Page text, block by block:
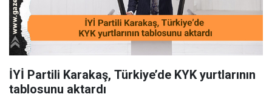
İYİ Partili Karakaş, Türkiye’de KYK yurtlarının
tablosunu aktardı